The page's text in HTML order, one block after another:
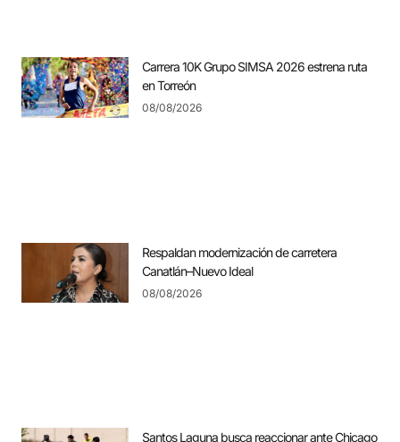
Carrera 10K Grupo SIMSA 2026 estrena ruta
en Torreón
08/08/2026
Respaldan modernización de carretera
Canatlán–Nuevo Ideal
08/08/2026
Santos Laguna busca reaccionar ante Chicago